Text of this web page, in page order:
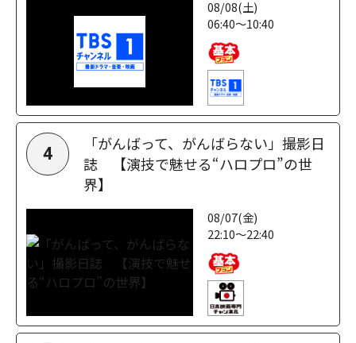
08/08(土)
06:40～10:40
4
「がんばって、がんばらない」撮影日
誌 【演技で魅せる“ハロプロ”の世
界】
08/07(金)
22:10～22:40